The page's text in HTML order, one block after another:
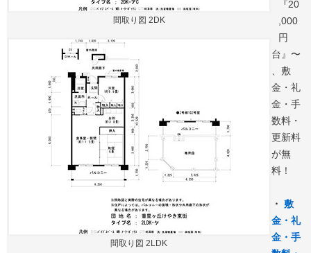
間取り図 2DK
間取り図 2LDK
『20
,000
円
台』〜
、敷
金・礼
金・手
数料・
更新料
が無
料！
・ 敷
金・礼
金・手